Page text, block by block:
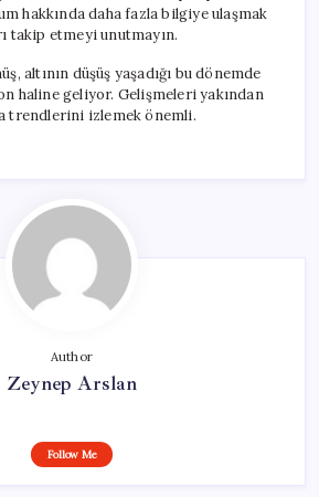
hakkında daha fazla bilgiye ulaşmak
takip etmeyi unutmayın.
altının düşüş yaşadığı bu dönemde
haline geliyor. Gelişmeleri yakından
trendlerini izlemek önemli.
Author
Zeynep Arslan
Follow Me